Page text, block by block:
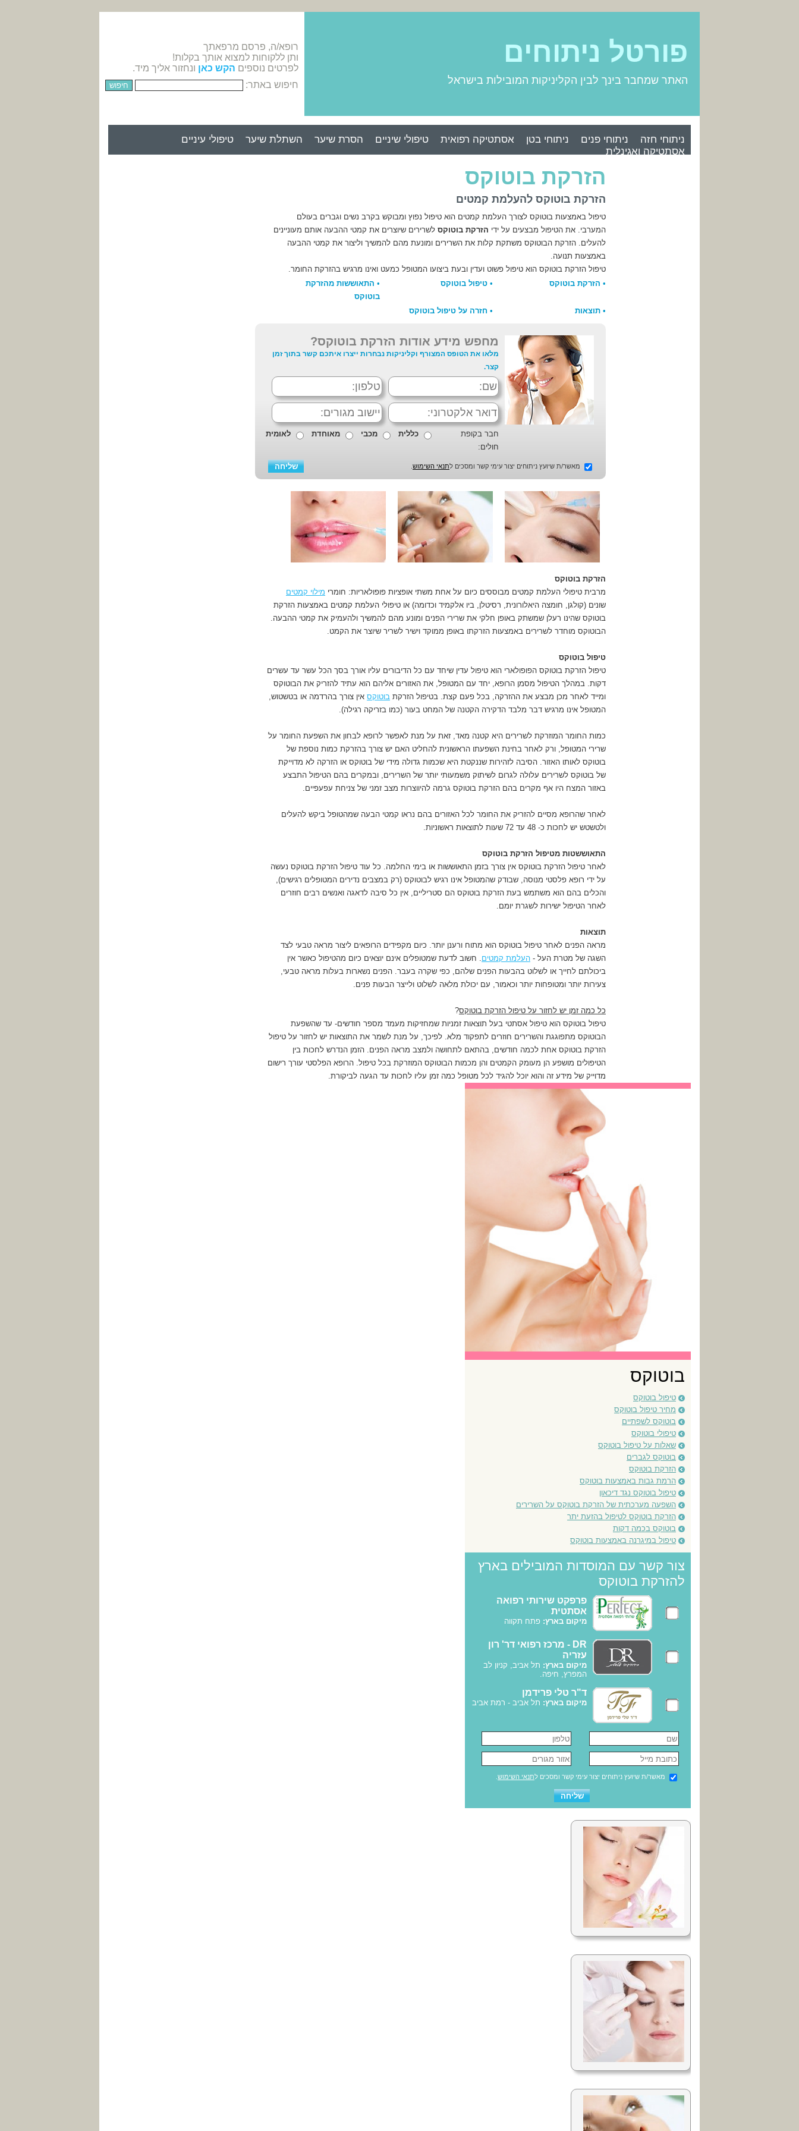
פורטל ניתוחים
האתר שמחבר בינך לבין הקליניקות המובילות בישראל
רופא/ה, פרסם מרפאתך
ותן ללקוחות למצוא אותך בקלות!
לפרטים נוספים הקש כאן ונחזור אליך מיד.
חיפוש באתר:
ניתוחי חזה ניתוחי פנים ניתוחי בטן אסתטיקה רפואית טיפולי שיניים הסרת שיער השתלת שיער
טיפולי עיניים
אסתטיקה ואגינלית
הזרקת בוטוקס
הזרקת בוטוקס להעלמת קמטים
טיפול באמצעות בוטוקס לצורך העלמת קמטים הוא טיפול נפוץ ומבוקש בקרב נשים וגברים בעולם
המערבי. את הטיפול מבצעים על ידי הזרקת בוטוקס לשרירים שיוצרים את קמטי ההבעה אותם מעוניינים
להעלים. הזרקת הבוטוקס משתקת קלות את השרירים ומונעת מהם להמשיך וליצור את קמטי ההבעה
באמצעות תנועה.
טיפול הזרקת בוטוקס הוא טיפול פשוט ועדין ובעת ביצועו המטופל כמעט ואינו מרגיש בהזרקת החומר.
• הזרקת בוטוקס • טיפול בוטוקס • התאוששות מהזרקת
בוטוקס
• תוצאות • חזרה על טיפול בוטוקס
מחפש מידע אודות הזרקת בוטוקס?
מלאו את הטופס המצורף וקליניקות נבחרות ייצרו איתכם קשר בתוך זמן
קצר.
חבר בקופת
חולים:
כללית מכבי מאוחדת לאומית
מאשר/ת שיועץ ניתוחים יצור עימי קשר ומסכים לתנאי השימוש
הזרקת בוטוקס
מרבית טיפולי העלמת קמטים מבוססים כיום על אחת משתי אופציות פופולאריות: חומרי מילוי קמטים
שונים (קולגן, חומצה היאלורונית, רסיטלן, ביו אלקמיד וכדומה) או טיפולי העלמת קמטים באמצעות הזרקת
בוטוקס שהינו רעלן שמשתק באופן חלקי את שרירי הפנים ומונע מהם להמשיך ולהעמיק את קמטי ההבעה.
הבוטוקס מוחדר לשרירים באמצעות הזרקתו באופן ממוקד וישיר לשריר שיוצר את הקמט.
טיפול בוטוקס
טיפול הזרקת בוטוקס הפופולארי הוא טיפול עדין שיחד עם כל הדיבורים עליו אורך בסך הכל עשר עד עשרים
דקות. במהלך הטיפול מסמן הרופא, יחד עם המטופל, את האזורים אליהם הוא עתיד להזריק את הבוטוקס
ומייד לאחר מכן מבצע את ההזרקה, בכל פעם קצת. בטיפול הזרקת בוטוקס אין צורך בהרדמה או בטשטוש,
המטופל אינו מרגיש דבר מלבד הדקירה הקטנה של המחט בעור (כמו בזריקה רגילה).
כמות החומר המוזרקת לשרירים היא קטנה מאד, זאת על מנת לאפשר לרופא לבחון את השפעת החומר על
שרירי המטופל, ורק לאחר בחינת השפעתו הראשונית להחליט האם יש צורך בהזרקת כמות נוספת של
בוטוקס לאותו האזור. הסיבה לזהירות שננקטת היא שכמות גדולה מידי של בוטוקס או הזרקה לא מדוייקת
של בוטוקס לשרירים עלולה לגרום לשיתוק משמעותי יותר של השרירים, ובמקרים בהם הטיפול התבצע
באזור המצח היו אף מקרים בהם הזרקת בוטוקס גרמה להיווצרות מצב זמני של צניחת עפעפיים.
לאחר שהרופא מסיים להזריק את החומר לכל האזורים בהם נראו קמטי הבעה שמהטופל ביקש להעלים
ולטשטש יש לחכות כ- 48 עד 72 שעות לתוצאות ראשוניות.
התאוששטות מטיפול הזרקת בוטוקס
לאחר טיפול הזרקת בוטוקס אין צורך בזמן התאוששות או בימי החלמה. כל עוד טיפול הזרקת בוטוקס נעשה
על ידי רופא פלסטי מנוסה, שבודק שהמטופל אינו רגיש לבוטוקס (רק במצבים נדירים המטופלים רגישים),
והכלים בהם הוא משתמש בעת הזרקת בוטוקס הם סטריליים, אין כל סיבה לדאגה ואנשים רבים חוזרים
לאחר הטיפול ישירות לשגרת יומם.
תוצאות
מראה הפנים לאחר טיפול בוטוקס הוא מתוח ורענן יותר. כיום מקפידים הרופאים ליצור מראה טבעי לצד
השגה של מטרת העל - העלמת קמטים . חשוב לדעת שמטופלים אינם יוצאים כיום מהטיפול כאשר אין
ביכולתם לחייך או לשלוט בהבעות הפנים שלהם, כפי שקרה בעבר. הפנים נשארות בעלות מראה טבעי,
צעירות יותר ומטופחות יותר וכאמור, עם יכולת מלאה לשלוט ולייצר הבעות פנים.
כל כמה זמן יש לחזור על טיפול הזרקת בוטוקס?
טיפול בוטוקס הוא טיפול אסתטי בעל תוצאות זמניות שמחזיקות מעמד מספר חודשים- עד שהשפעת
הבוטוקס מתפוגגת והשרירים חוזרים לתפקוד מלא. לפיכך, על מנת לשמר את התוצאות יש לחזור על טיפול
הזרקת בוטוקס אחת לכמה חודשים, בהתאם לתחושה ולמצב מראה הפנים. הזמן הנדרש לחכות בין
הטיפולים מושפע הן מעומק הקמטים והן מכמות הבוטוקס המוזרקת בכל טיפול. הרופא הפלסטי עורך רישום
מדוייק של מידע זה והוא יוכל להגיד לכל מטופל כמה זמן עליו לחכות עד הגעה לביקורת.
בוטוקס
טיפול בוטוקס
מחיר טיפול בוטוקס
בוטוקס לשפתיים
טיפולי בוטוקס
שאלות על טיפול בוטוקס
בוטוקס לגברים
הזרקת בוטוקס
הרמת גבות באמצעות בוטוקס
טיפול בוטוקס נגד דיכאון
השפעה מערכתית של הזרקת בוטוקס על השרירים
הזרקת בוטוקס לטיפול בהזעת יתר
בוטוקס בכמה דקות
טיפול במיגרנה באמצעות בוטוקס
צור קשר עם המוסדות המובילים בארץ
להזרקת בוטוקס
פרפקט שירותי רפואה
אסתטית
מיקום בארץ: פתח תקווה
DR - מרכז רפואי דר' רון
עזריה
מיקום בארץ: תל אביב, קניון לב
המפרץ, חיפה.
ד"ר טלי פרידמן
מיקום בארץ: תל אביב - רמת אביב
מאשר/ת שיועץ ניתוחים יצור עימי קשר ומסכים לתנאי השימוש.